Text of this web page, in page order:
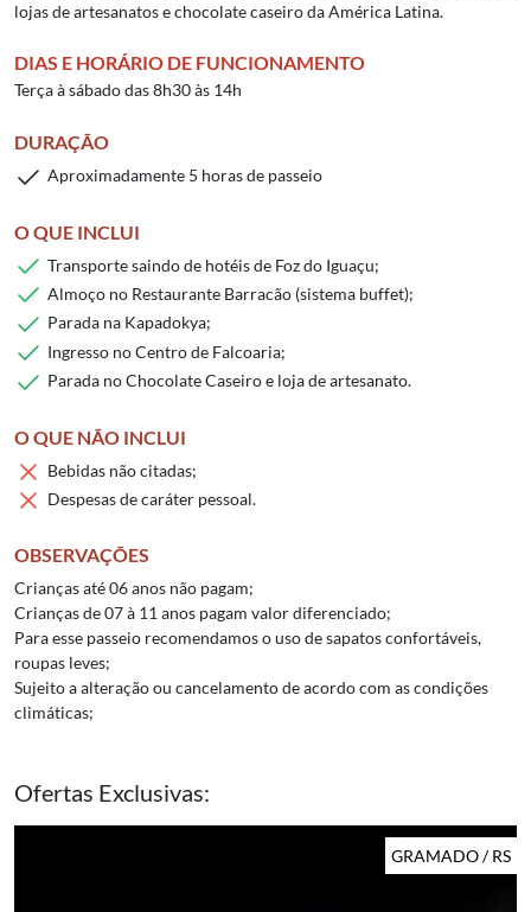
lojas de artesanatos e chocolate caseiro da América Latina.
DIAS E HORÁRIO DE FUNCIONAMENTO
Terça à sábado das 8h30 às 14h
DURAÇÃO
Aproximadamente 5 horas de passeio
O QUE INCLUI
Transporte saindo de hotéis de Foz do Iguaçu;
Almoço no Restaurante Barracão (sistema buffet);
Parada na Kapadokya;
Ingresso no Centro de Falcoaria;
Parada no Chocolate Caseiro e loja de artesanato.
O QUE NÃO INCLUI
Bebidas não citadas;
Despesas de caráter pessoal.
OBSERVAÇÕES
Crianças até 06 anos não pagam;
Crianças de 07 à 11 anos pagam valor diferenciado;
Para esse passeio recomendamos o uso de sapatos confortáveis,
roupas leves;
Sujeito a alteração ou cancelamento de acordo com as condições
climáticas;
Ofertas Exclusivas:
GRAMADO / RS